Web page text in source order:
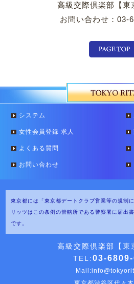
高級交際倶楽部【東
お問い合わせ：03-
システム
女性会員登録 求人
よくある質問
お問い合わせ
東京都には「東京都デートクラブ営業等の規制
リッツはこの条例の管轄所である警察署に届出
です。
高級交際倶楽部【東
TEL:03-
Mail: